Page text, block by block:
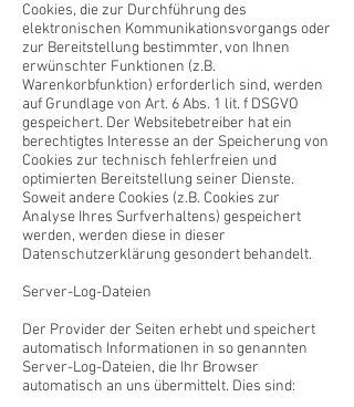
Cookies, die zur Durchführung des
elektronischen Kommunikationsvorgangs oder
zur Bereitstellung bestimmter, von Ihnen
erwünschter Funktionen (z.B.
Warenkorbfunktion) erforderlich sind, werden
auf Grundlage von Art. 6 Abs. 1 lit. f DSGVO
gespeichert. Der Websitebetreiber hat ein
berechtigtes Interesse an der Speicherung von
Cookies zur technisch fehlerfreien und
optimierten Bereitstellung seiner Dienste.
Soweit andere Cookies (z.B. Cookies zur
Analyse Ihres Surfverhaltens) gespeichert
werden, werden diese in dieser
Datenschutzerklärung gesondert behandelt.
Server-Log-Dateien
Der Provider der Seiten erhebt und speichert
automatisch Informationen in so genannten
Server-Log-Dateien, die Ihr Browser
automatisch an uns übermittelt. Dies sind: